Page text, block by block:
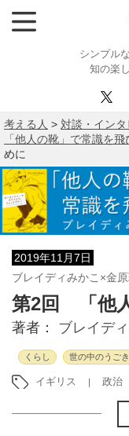
シンプル
知の楽
考える人 > 対談・イン
「他人の靴」で常識を飛
めに
2019年11月7日
ブレイディみかこ×金
第2回 「他
著者： ブレイデ
くらし 世の中のうごき
イギリス 政治